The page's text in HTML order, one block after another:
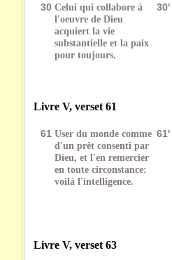
30 Celui qui collabore à
l'oeuvre de Dieu
acquiert la vie
substantielle et la paix
pour toujours.
30'
Livre V, verset 61
61 User du monde comme
d'un prêt consenti par
Dieu, et l'en remercier
en toute circonstance:
voilà l'intelligence.
61'
Livre V, verset 63